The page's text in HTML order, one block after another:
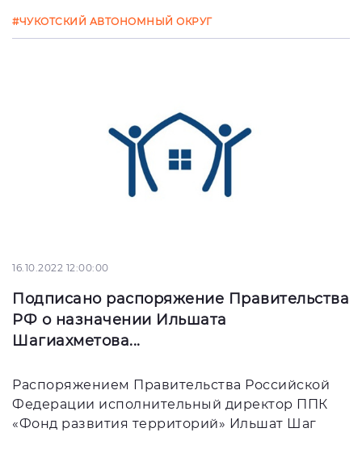
#ЧУКОТСКИЙ АВТОНОМНЫЙ ОКРУГ
16.10.2022 12:00:00
Подписано распоряжение Правительства
РФ о назначении Ильшата
Шагиахметова...
Распоряжением Правительства Российской
Федерации исполнительный директор ППК
«Фонд развития территорий» Ильшат Шаг